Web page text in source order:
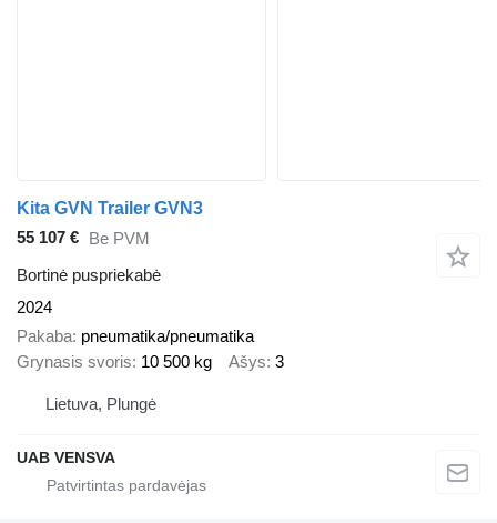
Kita GVN Trailer GVN3
55 107 €
Be PVM
Bortinė puspriekabė
2024
Pakaba pneumatika/pneumatika
Grynasis svoris 10 500 kg Ašys 3
Lietuva, Plungė
UAB VENSVA